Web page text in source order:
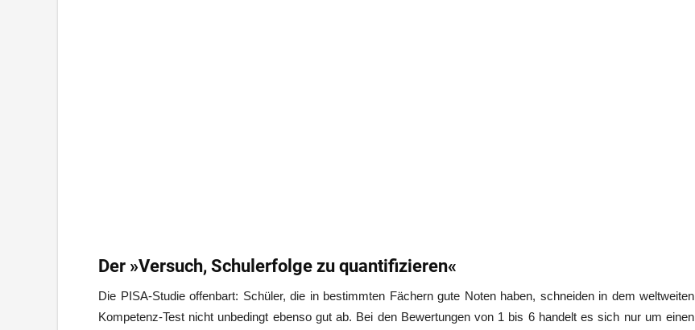
Der »Versuch, Schulerfolge zu quantifizieren«
Die PISA-Studie offenbart: Schüler, die in bestimmten Fächern gute Noten haben, schneiden in dem weltweiten
Kompetenz-Test nicht unbedingt ebenso gut ab. Bei den Bewertungen von 1 bis 6 handelt es sich nur um einen